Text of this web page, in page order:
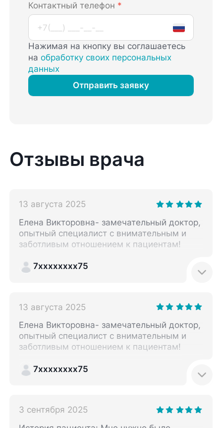
Контактный телефон *
Нажимая на кнопку вы соглашаетесь
наобработку своих персональных
данных
Отправить заявку
Отзывы врача
13 августа 2025
Елена Викторовна- замечательный доктор,
опытный специалист с внимательным и
заботливым отношением к пациентам!
7xxxxxxxx75
13 августа 2025
Елена Викторовна- замечательный доктор,
опытный специалист с внимательным и
заботливым отношением к пациентам!
7xxxxxxxx75
3 сентября 2025